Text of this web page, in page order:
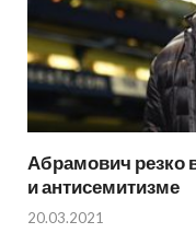
Абрамович резко
и антисемитизме
20.03.2021